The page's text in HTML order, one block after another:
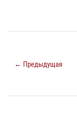
← Предыдущая